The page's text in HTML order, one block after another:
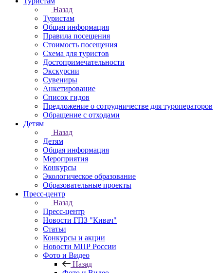
Назад
Туристам
Общая информация
Правила посещения
Стоимость посещения
Схема для туристов
Достопримечательности
Экскурсии
Сувениры
Анкетирование
Список гидов
Предложение о сотрудничестве для туроператоров
Обращение с отходами
Детям
Назад
Детям
Общая информация
Мероприятия
Конкурсы
Экологическое образование
Образовательные проекты
Пресс-центр
Назад
Пресс-центр
Новости ГПЗ "Кивач"
Статьи
Конкурсы и акции
Новости МПР России
Фото и Видео
Назад